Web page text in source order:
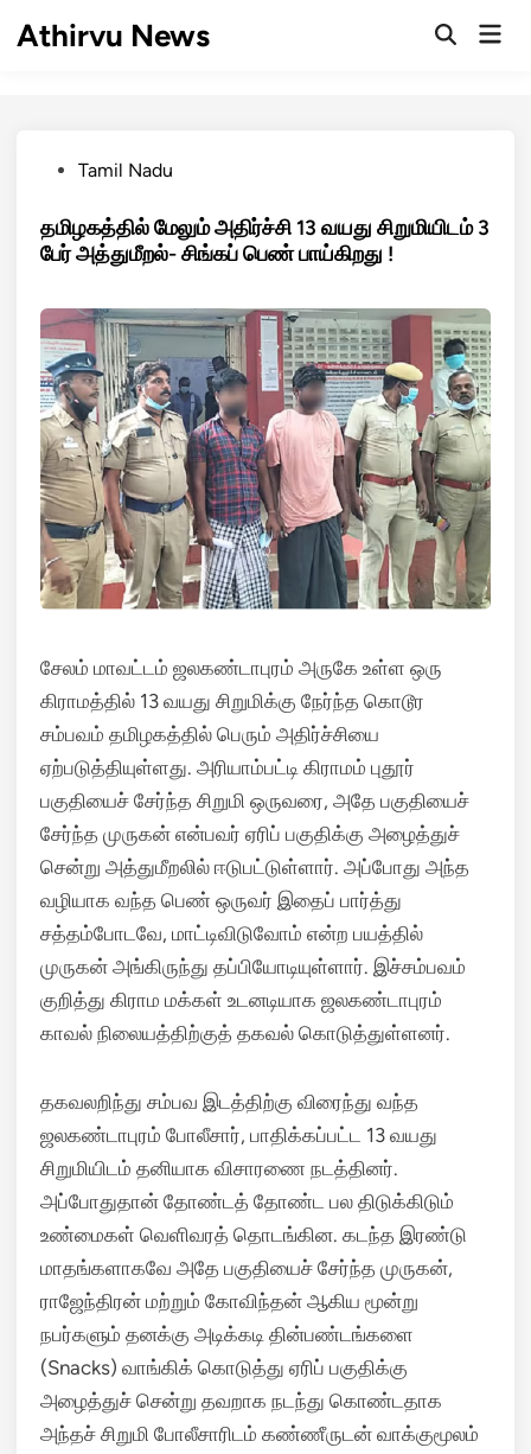
Athirvu News
OpenMain
PostedTamil Nadu
தமிழகத்தில் மேலும் அதிர்ச்சி 13 வயது சிறுமியிடம் 3
பேர் அத்துமீறல்- சிங்கப் பெண் பாய்கிறது !
சேலம் மாவட்டம் ஜலகண்டாபுரம் அருகே உள்ள ஒரு
கிராமத்தில் 13 வயது சிறுமிக்கு நேர்ந்த கொடூர
சம்பவம் தமிழகத்தில் பெரும் அதிர்ச்சியை
ஏற்படுத்தியுள்ளது. அரியாம்பட்டி கிராமம் புதூர்
பகுதியைச் சேர்ந்த சிறுமி ஒருவரை, அதே பகுதியைச்
சேர்ந்த முருகன் என்பவர் ஏரிப் பகுதிக்கு அழைத்துச்
சென்று அத்துமீறலில் ஈடுபட்டுள்ளார். அப்போது அந்த
வழியாக வந்த பெண் ஒருவர் இதைப் பார்த்து
சத்தம்போடவே, மாட்டிவிடுவோம் என்ற பயத்தில்
முருகன் அங்கிருந்து தப்பியோடியுள்ளார். இச்சம்பவம்
குறித்து கிராம மக்கள் உடனடியாக ஜலகண்டாபுரம்
காவல் நிலையத்திற்குத் தகவல் கொடுத்துள்ளனர்.
தகவலறிந்து சம்பவ இடத்திற்கு விரைந்து வந்த
ஜலகண்டாபுரம் போலீசார், பாதிக்கப்பட்ட 13 வயது
சிறுமியிடம் தனியாக விசாரணை நடத்தினர்.
அப்போதுதான் தோண்டத் தோண்ட பல திடுக்கிடும்
உண்மைகள் வெளிவரத் தொடங்கின. கடந்த இரண்டு
மாதங்களாகவே அதே பகுதியைச் சேர்ந்த முருகன்,
ராஜேந்திரன் மற்றும் கோவிந்தன் ஆகிய மூன்று
நபர்களும் தனக்கு அடிக்கடி தின்பண்டங்களை
(Snacks) வாங்கிக் கொடுத்து ஏரிப் பகுதிக்கு
அழைத்துச் சென்று தவறாக நடந்து கொண்டதாக
அந்தச் சிறுமி போலீசாரிடம் கண்ணீருடன் வாக்குமூலம்